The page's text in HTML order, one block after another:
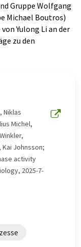
Gruppe Wolfgang
Michael Boutros)
Yulong Li an der
zu den
Niklas
Michel,
Kai Johnsson;
activity
2025-7-